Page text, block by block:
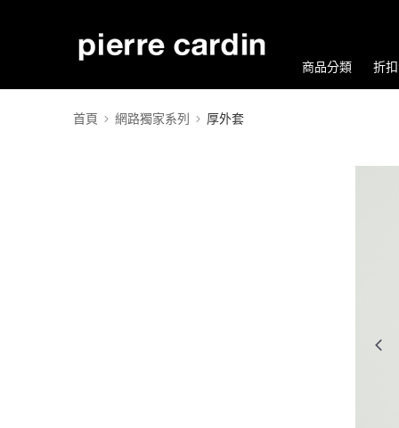
商品分類 折
首頁 網路獨家系列 厚外套